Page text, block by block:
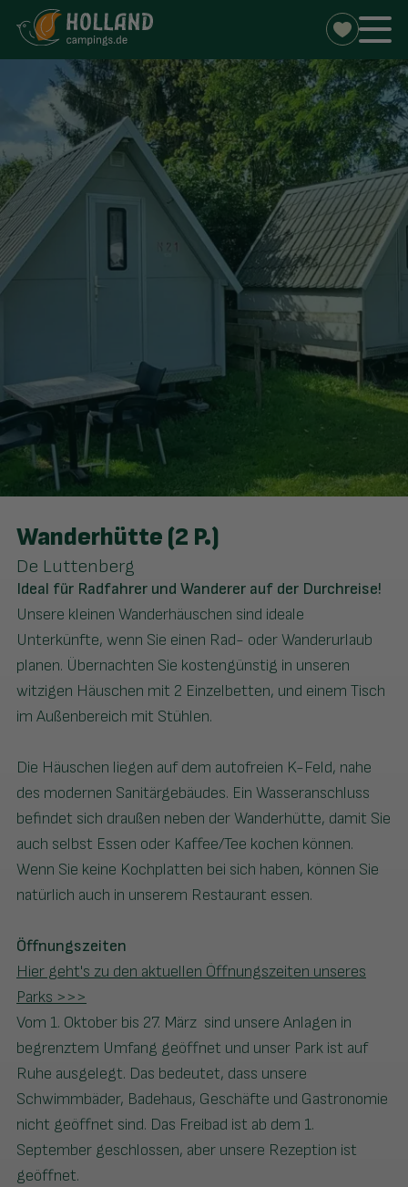
Wanderhütte (2 P.)
De Luttenberg
Ideal für Radfahrer und Wanderer auf der Durchreise!
Unsere kleinen Wanderhäuschen sind ideale
Unterkünfte, wenn Sie einen Rad- oder Wanderurlaub
planen. Übernachten Sie kostengünstig in unseren
witzigen Häuschen mit 2 Einzelbetten, und einem Tisch
im Außenbereich mit Stühlen.
​Die Häuschen liegen auf dem autofreien K-Feld, nahe
des modernen Sanitärgebäudes. Ein Wasseranschluss
befindet sich draußen neben der Wanderhütte, damit Sie
auch selbst Essen oder Kaffee/Tee kochen können.
Wenn Sie keine Kochplatten bei sich haben, können Sie
natürlich auch in unserem Restaurant essen.
Öffnungszeiten
Hier geht's zu den aktuellen Öffnungszeiten unseres
Parks >>>
Vom 1. Oktober bis 27. März sind unsere Anlagen in
begrenztem Umfang geöffnet und unser Park ist auf
Ruhe ausgelegt. Das bedeutet, dass unsere
Schwimmbäder, Badehaus, Geschäfte und Gastronomie
nicht geöffnet sind. Das Freibad ist ab dem 1.
September geschlossen, aber unsere Rezeption ist
geöffnet. ​